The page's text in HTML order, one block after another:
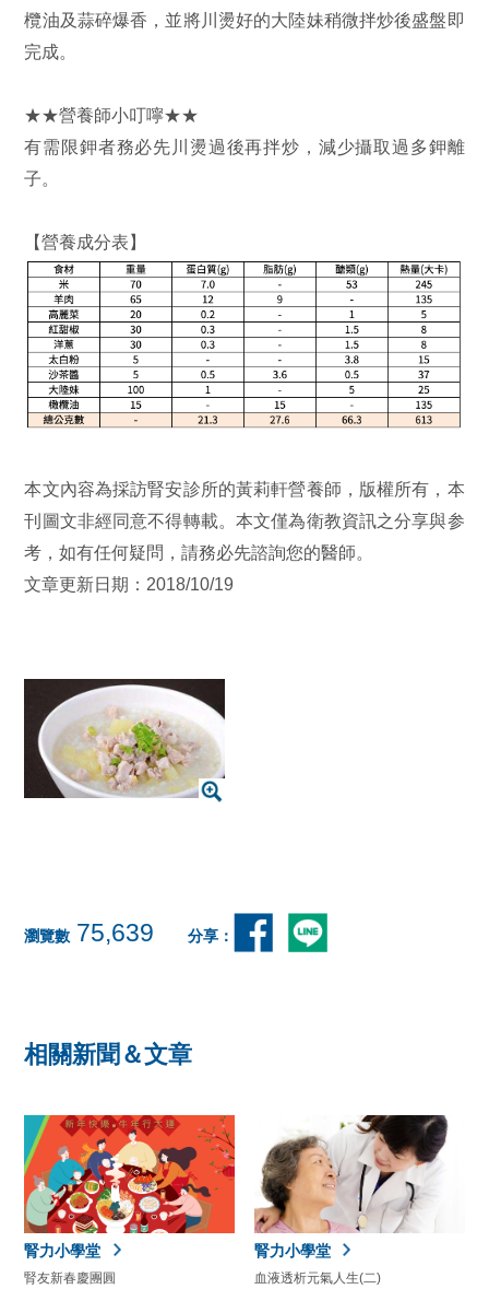
欖油及蒜碎爆香，並將川燙好的大陸妹稍微拌炒後盛盤即
完成。
★★營養師小叮嚀★★
有需限鉀者務必先川燙過後再拌炒，減少攝取過多鉀離
子。
【營養成分表】
本文內容為採訪腎安診所的黃莉軒營養師，版權所有，本
刊圖文非經同意不得轉載。本文僅為衛教資訊之分享與参
考，如有任何疑問，請務必先諮詢您的醫師。
文章更新日期：2018/10/19
瀏覽數 75,639 分享：
相關新聞＆文章
腎力小學堂
腎友新春慶團圓
腎力小學堂
血液透析元氣人生(二)